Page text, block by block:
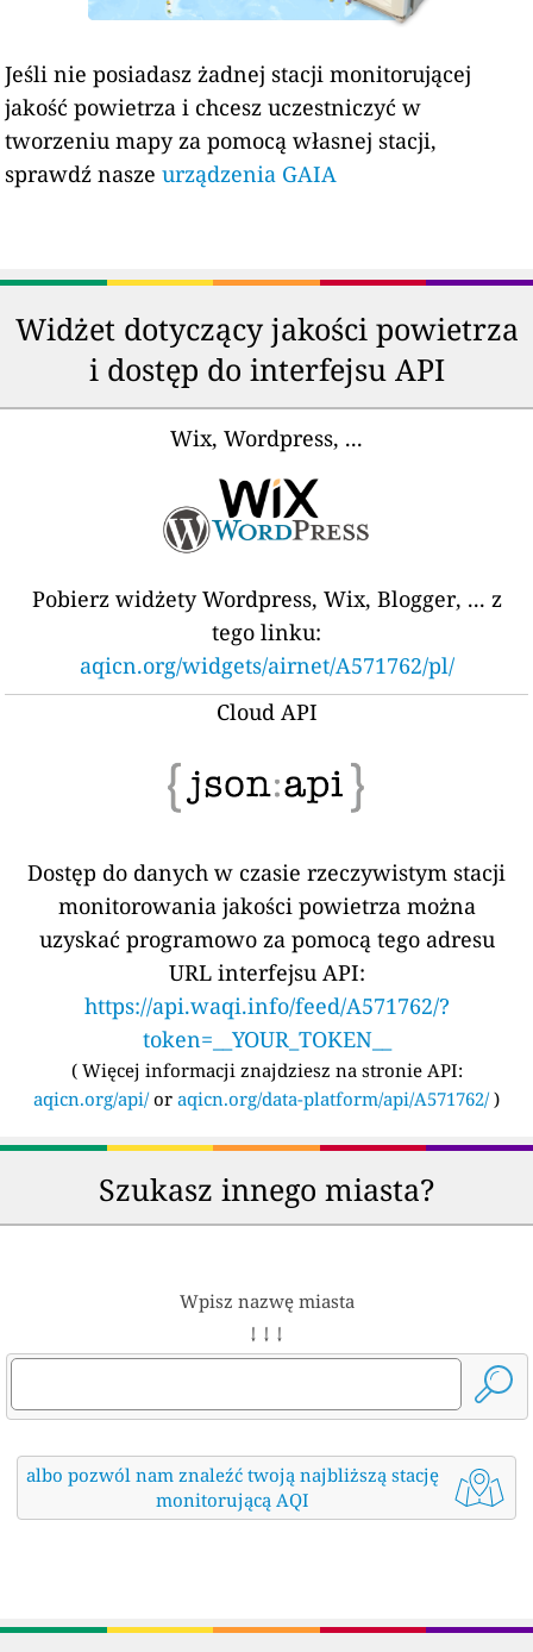
Jeśli nie posiadasz żadnej stacji monitorującej
jakość powietrza i chcesz uczestniczyć w
tworzeniu mapy za pomocą własnej stacji,
sprawdź naszeurządzenia GAIA
Widżet dotyczący jakości powietrza
i dostęp do interfejsu API
Wix, Wordpress, ...
Pobierz widżety Wordpress, Wix, Blogger, ... z
tego linku:
aqicn.org/widgets/airnet/A571762/pl/
Cloud API
Dostęp do danych w czasie rzeczywistym stacji
monitorowania jakości powietrza można
uzyskać programowo za pomocą tego adresu
URL interfejsu API:
https://api.waqi.info/feed/A571762/?
token=__YOUR_TOKEN__
( Więcej informacji znajdziesz na stronie API:
aqicn.org/api/or aqicn.org/data-platform/api/A571762/)
Szukasz innego miasta?
Wpisz nazwę miasta
↓ ↓ ↓
albo pozwól nam znaleźć twoją najbliższą stację
monitorującą AQI